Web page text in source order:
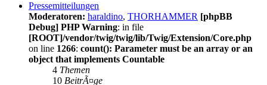
Pressemitteilungen
Moderatoren: haraldino, THORHAMMER [phpBB
Debug] PHP Warning: in file
[ROOT]/vendor/twig/twig/lib/Twig/Extension/Core.php
on line 1266: count(): Parameter must be an array or an
object that implements Countable
4 Themen
10 BeitrÃ¤ge